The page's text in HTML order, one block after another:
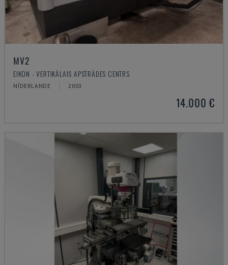
MV2
EIKON - VERTIKĀLAIS APSTRĀDES CENTRS
NĪDERLANDE 2003
14.000 €